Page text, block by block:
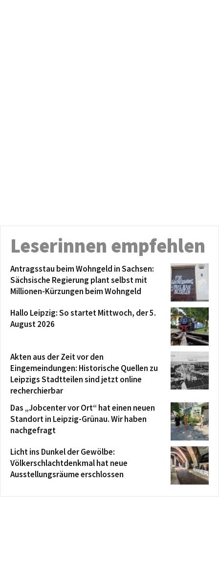
Leserinnen empfehlen
Antragsstau beim Wohngeld in Sachsen:
Sächsische Regierung plant selbst mit
Millionen-Kürzungen beim Wohngeld
Hallo Leipzig: So startet Mittwoch, der 5.
August 2026
Akten aus der Zeit vor den
Eingemeindungen: Historische Quellen zu
Leipzigs Stadtteilen sind jetzt online
recherchierbar
Das „Jobcenter vor Ort“ hat einen neuen
Standort in Leipzig-Grünau. Wir haben
nachgefragt
Licht ins Dunkel der Gewölbe:
Völkerschlachtdenkmal hat neue
Ausstellungsräume erschlossen